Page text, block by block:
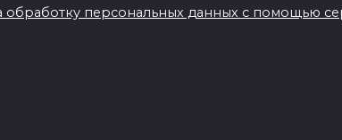
обработку персональных данных с помощью